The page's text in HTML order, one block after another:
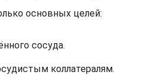
основных целей:
сосуда.
коллатералям.